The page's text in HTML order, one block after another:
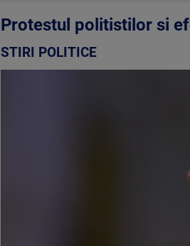
Protestul politistilor si
STIRI POLITICE